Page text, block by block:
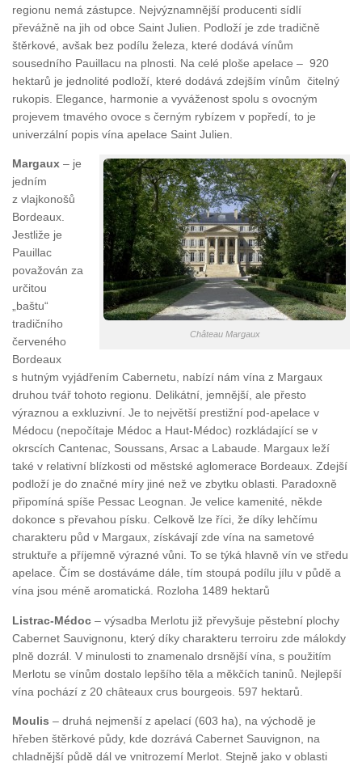
regionu nemá zástupce. Nejvýznamnější producenti sídlí
převážně na jih od obce Saint Julien. Podloží je zde tradičně
štěrkové, avšak bez podílu železa, které dodává vínům
sousedního Pauillacu na plnosti. Na celé ploše apelace – 920
hektarů je jednolité podloží, které dodává zdejším vínům čitelný
rukopis. Elegance, harmonie a vyváženost spolu s ovocným
projevem tmavého ovoce s černým rybízem v popředí, to je
univerzální popis vína apelace Saint Julien.
Château Margaux
Margaux – je
jedním
z vlajkonošů
Bordeaux.
Jestliže je
Pauillac
považován za
určitou
„baštu“
tradičního
červeného
Bordeaux
s hutným vyjádřením Cabernetu, nabízí nám vína z Margaux
druhou tvář tohoto regionu. Delikátní, jemnější, ale přesto
výraznou a exkluzivní. Je to největší prestižní pod-apelace v
Médocu (nepočítaje Médoc a Haut-Médoc) rozkládající se v
okrscích Cantenac, Soussans, Arsac a Labaude. Margaux leží
také v relativní blízkosti od městské aglomerace Bordeaux. Zdejší
podloží je do značné míry jiné než ve zbytku oblasti. Paradoxně
připomíná spíše Pessac Leognan. Je velice kamenité, někde
dokonce s převahou písku. Celkově lze říci, že díky lehčímu
charakteru půd v Margaux, získávají zde vína na sametové
struktuře a příjemně výrazné vůni. To se týká hlavně vín ve středu
apelace. Čím se dostáváme dále, tím stoupá podílu jílu v půdě a
vína jsou méně aromatická. Rozloha 1489 hektarů
Listrac-Médoc – výsadba Merlotu již převyšuje pěstební plochy
Cabernet Sauvignonu, který díky charakteru terroiru zde málokdy
plně dozrál. V minulosti to znamenalo drsnější vína, s použitím
Merlotu se vínům dostalo lepšího těla a měkčích taninů. Nejlepší
vína pochází z 20 châteaux crus bourgeois. 597 hektarů.
Moulis – druhá nejmenší z apelací (603 ha), na východě je
hřeben štěrkové půdy, kde dozrává Cabernet Sauvignon, na
chladnější půdě dál ve vnitrozemí Merlot. Stejně jako v oblasti